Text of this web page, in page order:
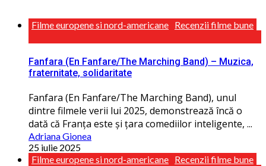
Filme europene si nord-americane Recenzii filme bune
Fanfara (En Fanfare/The Marching Band) – Muzica,
fraternitate, solidaritate
Fanfara (En Fanfare/The Marching Band), unul
dintre filmele verii lui 2025, demonstrează încă o
dată că Franța este și țara comediilor inteligente, ...
Adriana Gionea
25 iulie 2025
Filme europene si nord-americane Recenzii filme bune